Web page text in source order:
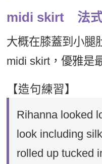
midi skirt 法
大概在膝蓋到小腿
midi skirt，優雅是
【造句練習】
Rihanna looked
look including
rolled up tucked